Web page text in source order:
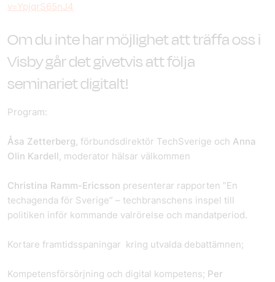
v=YpjqrS65nJ4
Om du inte har möjlighet att träffa oss i
Visby går det givetvis att följa
seminariet digitalt!
Program:
Åsa Zetterberg, förbundsdirektör TechSverige och Anna
Olin Kardell, moderator hälsar välkommen
Christina Ramm-Ericsson presenterar rapporten ”En
techagenda för Sverige” – techbranschens inspel till
politiken inför kommande valrörelse och mandatperiod.
Kortare framtidsspaningar kring utvalda debattämnen;
Kompetensförsörjning och digital kompetens; Per